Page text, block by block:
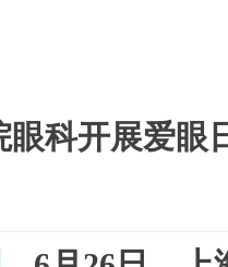
眼科开展爱眼